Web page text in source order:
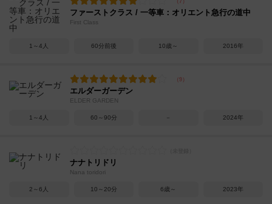
ファーストクラス / 一等車：オリエント急行の道中
First Class
1～4人 60分前後 10歳～ 2016年
エルダーガーデン
ELDER GARDEN
1～4人 60～90分 － 2024年
ナナトリドリ
Nana toridori
2～6人 10～20分 6歳～ 2023年